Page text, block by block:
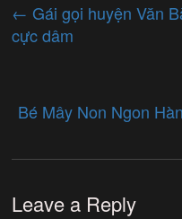
← Gái gọi huyện Văn
cực dâm
Bé Mây Non Ngon
Leave a Reply